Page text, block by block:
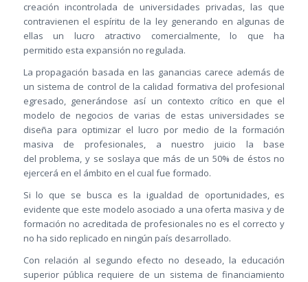
creación incontrolada de universidades privadas, las que
contravienen el espíritu de la ley generando en algunas de
ellas un lucro atractivo comercialmente, lo que ha
permitido esta expansión no regulada.
La propagación basada en las ganancias carece además de
un sistema de control de la calidad formativa del profesional
egresado, generándose así un contexto crítico en que el
modelo de negocios de varias de estas universidades se
diseña para optimizar el lucro por medio de la formación
masiva de profesionales, a nuestro juicio la base
del problema, y se soslaya que más de un 50% de éstos no
ejercerá en el ámbito en el cual fue formado.
Si lo que se busca es la igualdad de oportunidades, es
evidente que este modelo asociado a una oferta masiva y de
formación no acreditada de profesionales no es el correcto y
no ha sido replicado en ningún país desarrollado.
Con relación al segundo efecto no deseado, la educación
superior pública requiere de un sistema de financiamiento